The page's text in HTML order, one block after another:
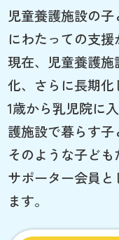
児童養護施設の
にわたっての支援
現在、児童養護
化、さらに長期化
1歳から乳児院に
護施設で暮らす子
そのような子ども
サポーター会員
ます。